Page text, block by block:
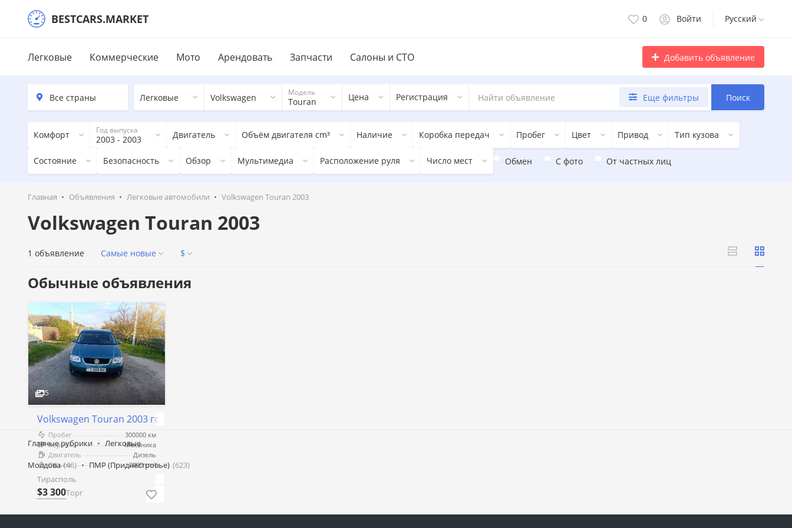
BESTCARS.MARKET 0 Войти Русский
Легковые Коммерческие Мото Арендовать Запчасти Салоны и СТО Добавить объявление
Легковые Volkswagen Модель
Touran Цена Регистрация Еще фильтры Поиск
Комфорт Год выпуска
2003 - 2003 Двигатель Объём двигателя cm³ Наличие Коробка передач Пробег Цвет Привод Тип кузова
Состояние Безопасность Обзор Мультимедиа Расположение руля Число мест Обмен С фото От частных лиц
Главная Объявления Легковые автомобили Volkswagen Touran 2003
Volkswagen Touran 2003
1 объявление Самые новые $
Обычные объявления
5
Volkswagen Touran 2003 год Тирасполь
Пробег
300000 км
Коробка
Механика
Двигатель
Дизель
Объём
2000 cm³
Тирасполь
$3 300Торг
Главные рубрики Легковые
Молдова (46) ПМР (Приднестровье) (623)